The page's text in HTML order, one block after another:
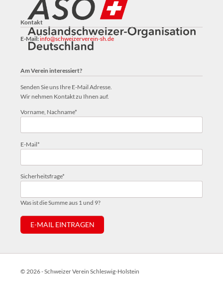
Kontakt
E-Mail:info@schweizerverein-sh.de
Am Verein interessiert?
Senden Sie uns Ihre E-Mail Adresse.
Wir nehmen Kontakt zu Ihnen auf.
Pflichtfeld
Vorname, Nachname*
Pflichtfeld
E-Mail*
Pflichtfeld
Sicherheitsfrage*
Was ist die Summe aus 1 und 9?
E-MAIL EINTRAGEN
© 2026 - Schweizer Verein Schleswig-Holstein